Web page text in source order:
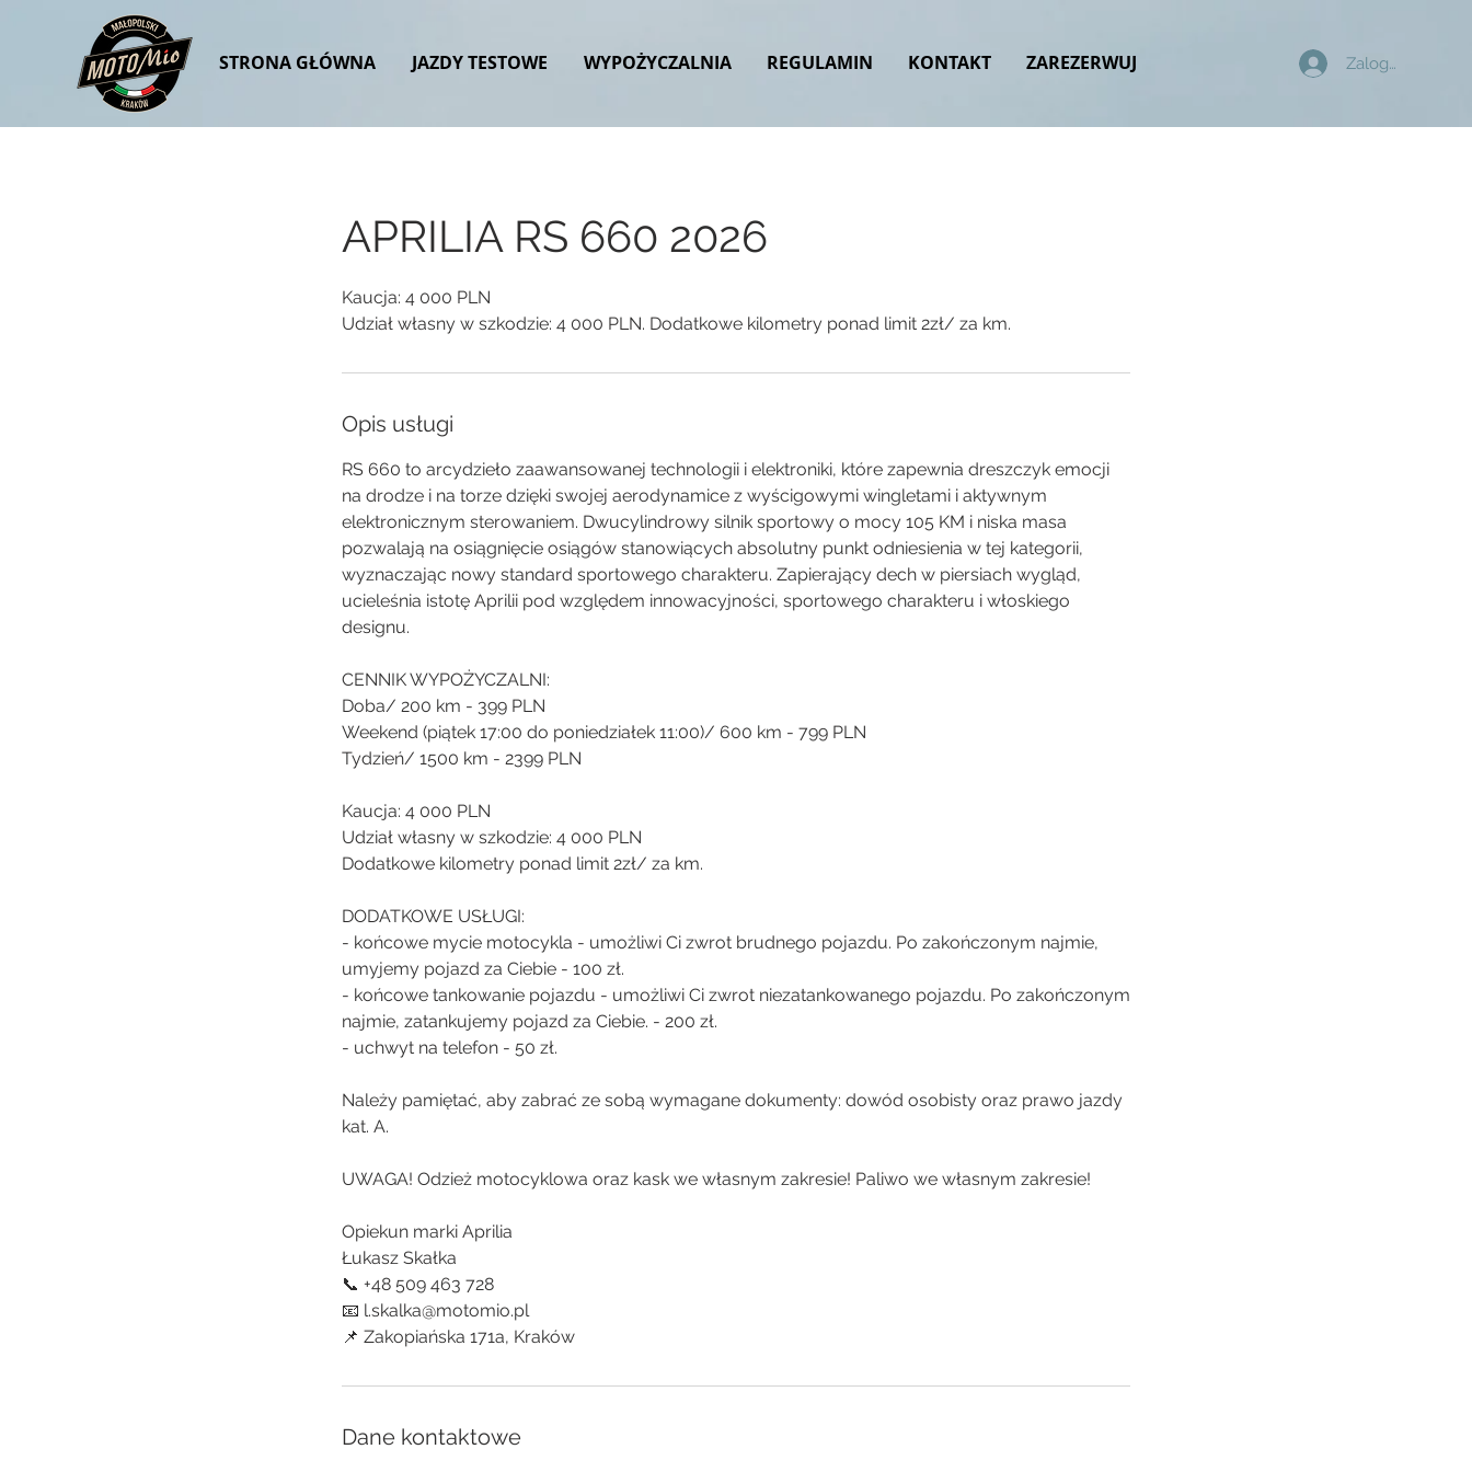
STRONA GŁÓWNA JAZDY TESTOWE WYPOŻYCZALNIA REGULAMIN KONTAKT ZAREZERWUJ Zaloguj się
APRILIA RS 660 2026
Kaucja: 4 000 PLN
Udział własny w szkodzie: 4 000 PLN. Dodatkowe kilometry ponad limit 2zł/ za km.
Opis usługi
RS 660 to arcydzieło zaawansowanej technologii i elektroniki, które zapewnia dreszczyk emocji
na drodze i na torze dzięki swojej aerodynamice z wyścigowymi wingletami i aktywnym
elektronicznym sterowaniem. Dwucylindrowy silnik sportowy o mocy 105 KM i niska masa
pozwalają na osiągnięcie osiągów stanowiących absolutny punkt odniesienia w tej kategorii,
wyznaczając nowy standard sportowego charakteru. Zapierający dech w piersiach wygląd,
ucieleśnia istotę Aprilii pod względem innowacyjności, sportowego charakteru i włoskiego
designu.
CENNIK WYPOŻYCZALNI:
Doba/ 200 km - 399 PLN
Weekend (piątek 17:00 do poniedziałek 11:00)/ 600 km - 799 PLN
Tydzień/ 1500 km - 2399 PLN
Kaucja: 4 000 PLN
Udział własny w szkodzie: 4 000 PLN
Dodatkowe kilometry ponad limit 2zł/ za km.
DODATKOWE USŁUGI:
- końcowe mycie motocykla - umożliwi Ci zwrot brudnego pojazdu. Po zakończonym najmie,
umyjemy pojazd za Ciebie - 100 zł.
- końcowe tankowanie pojazdu - umożliwi Ci zwrot niezatankowanego pojazdu. Po zakończonym
najmie, zatankujemy pojazd za Ciebie. - 200 zł.
- uchwyt na telefon - 50 zł.
Należy pamiętać, aby zabrać ze sobą wymagane dokumenty: dowód osobisty oraz prawo jazdy
kat. A.
UWAGA! Odzież motocyklowa oraz kask we własnym zakresie! Paliwo we własnym zakresie!
Opiekun marki Aprilia
Łukasz Skałka
📞 +48 509 463 728
📧 l.skalka@motomio.pl
📌 Zakopiańska 171a, Kraków
Dane kontaktowe